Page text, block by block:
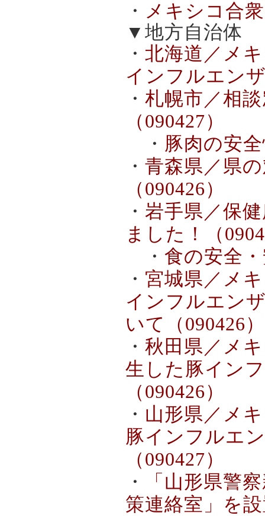
・ メキシコ合
▼地方自治体
・ 北海道／メ
インフルエン
・ 札幌市／相
（090427）
・ 豚肉の安
・ 青森県／県
（090426）
・ 岩手県／保
ました！（
・ 食の安全
・ 宮城県／メ
インフルエン
いて（090426）
・ 秋田県／メ
生した豚イン
（090426）
・ 山形県／メ
豚インフルエ
（090427）
・
「山形県警
策連絡室」を